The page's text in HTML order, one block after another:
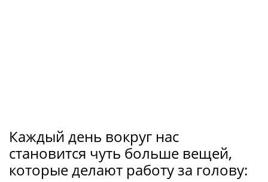
Каждый день вокруг нас
становится чуть больше вещей,
которые делают работу за голову: